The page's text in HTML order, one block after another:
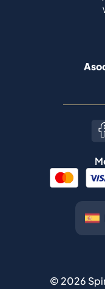
© 2026